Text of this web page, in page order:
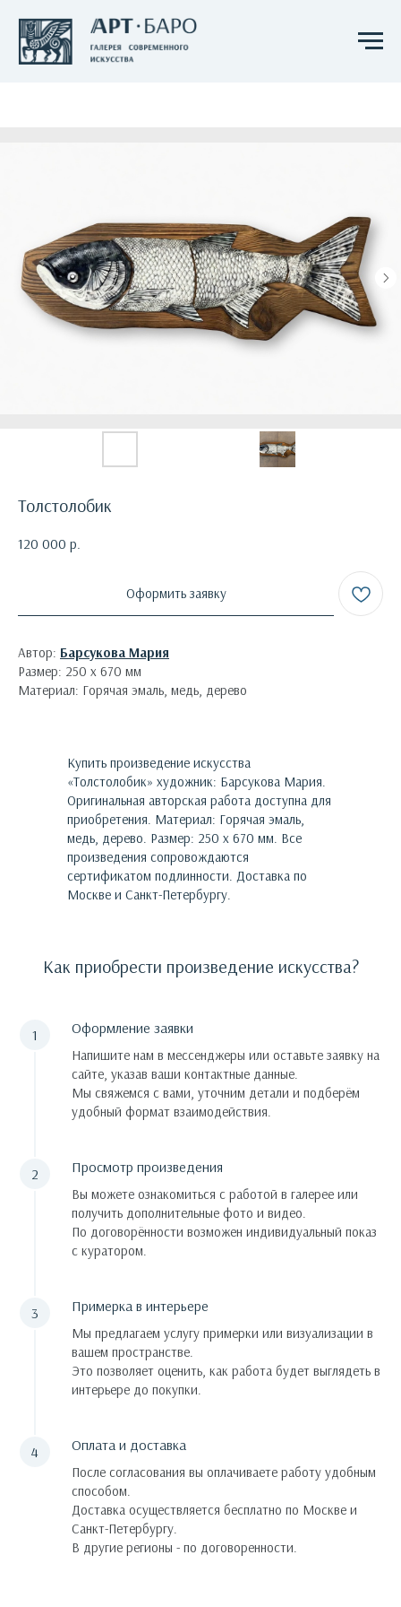
Толстолобик
120 000 р.
Оформить заявку
Автор: Барсукова Мария
Размер: 250 х 670 мм
Материал: Горячая эмаль, медь, дерево
Купить произведение искусства
«Толстолобик» художник: Барсукова Мария.
Оригинальная авторская работа доступна для
приобретения. Материал: Горячая эмаль,
медь, дерево. Размер: 250 х 670 мм. Все
произведения сопровождаются
сертификатом подлинности. Доставка по
Москве и Санкт-Петербургу.
Как приобрести произведение искусства?
Оформление заявки
Напишите нам в мессенджеры или оставьте заявку на
сайте, указав ваши контактные данные.
Мы свяжемся с вами, уточним детали и подберём
удобный формат взаимодействия.
Просмотр произведения
Вы можете ознакомиться с работой в галерее или
получить дополнительные фото и видео.
По договорённости возможен индивидуальный показ
с куратором.
Примерка в интерьере
Мы предлагаем услугу примерки или визуализации в
вашем пространстве.
Это позволяет оценить, как работа будет выглядеть в
интерьере до покупки.
Оплата и доставка
После согласования вы оплачиваете работу удобным
способом.
Доставка осуществляется бесплатно по Москве и
Санкт-Петербургу.
В другие регионы - по договоренности.